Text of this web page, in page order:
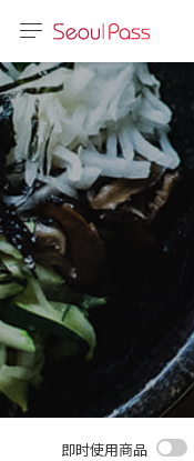
体)
文 (台灣)
即时使用商品